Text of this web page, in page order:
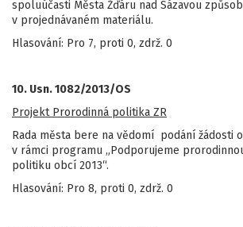
spoluúčasti Města Žďáru nad Sázavou
v projednávaném materiálu.
Hlasování: Pro 7, proti 0, zdrž. 0
10. Usn. 1082/2013/OS
Projekt Prorodinná politika ZR
Rada města bere na vědomí podání žádosti
v rámci programu „Podporujeme
politiku obcí 2013“.
Hlasování: Pro 8, proti 0, zdrž. 0